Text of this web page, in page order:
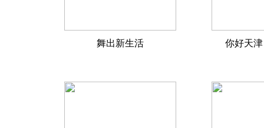
舞出新生活 你好天